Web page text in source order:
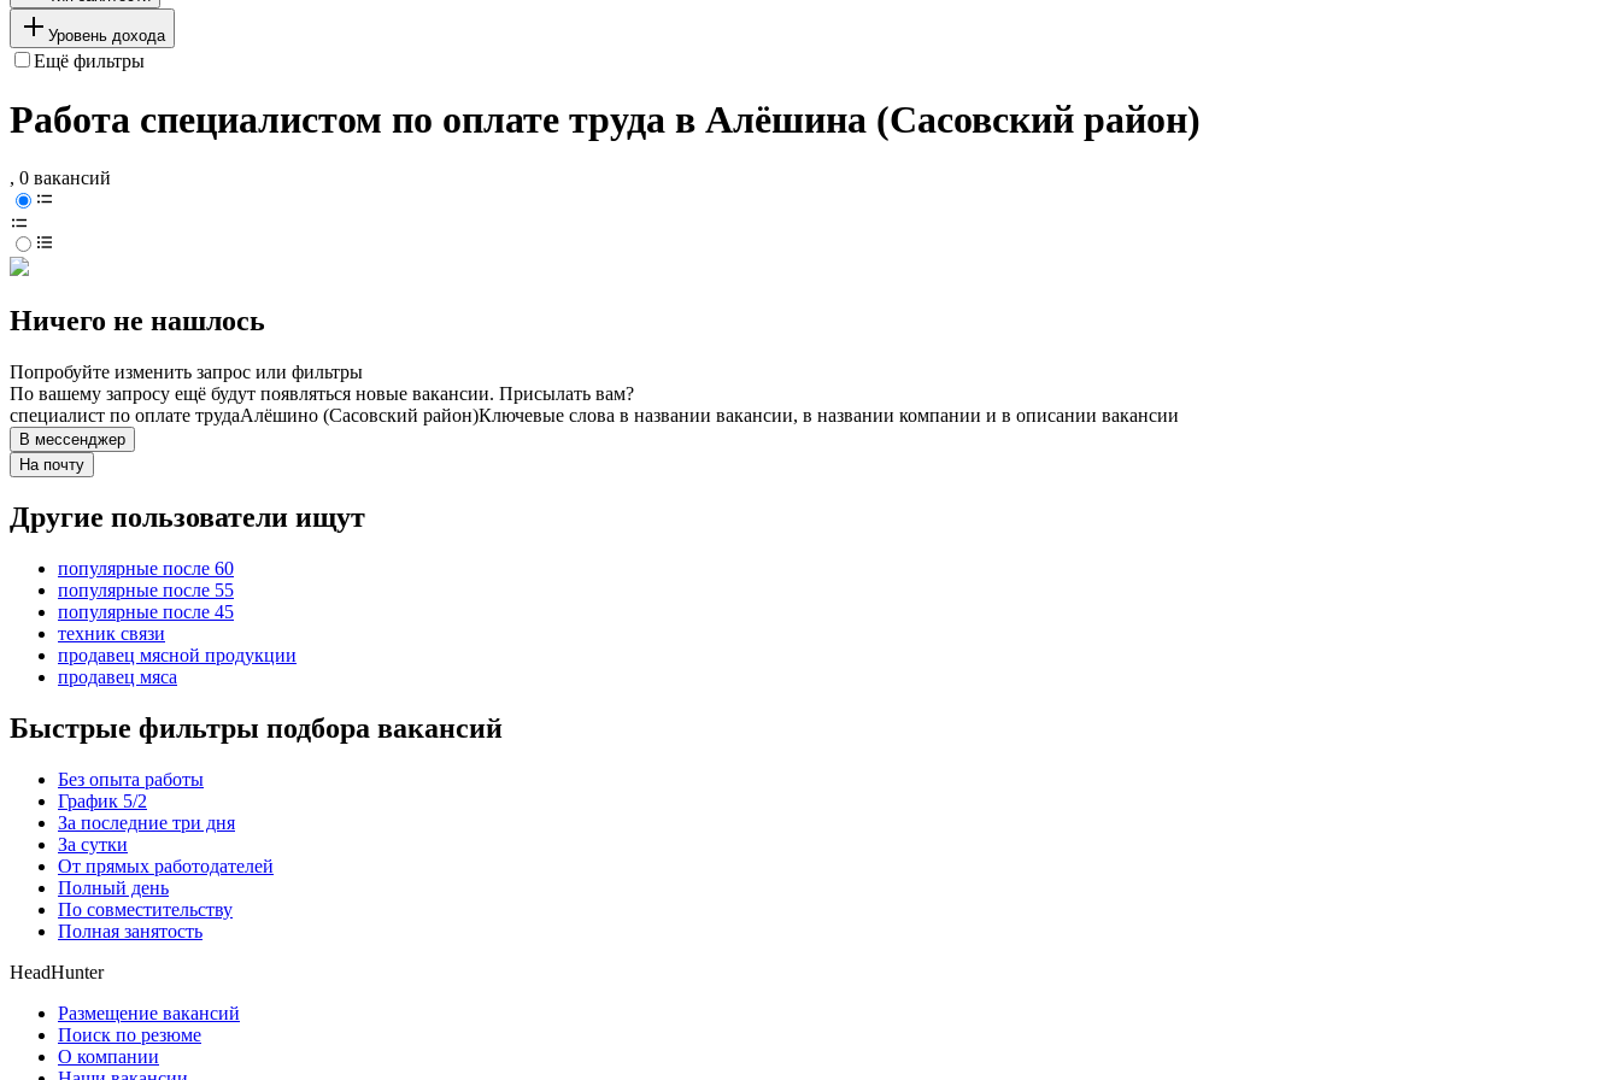
Уровень дохода
Ещё фильтры
Работа специалистом по оплате труда в Алёшина (Сасовский район)
, 0 вакансий
Ничего не нашлось
Попробуйте изменить запрос или фильтры
По вашему запросу ещё будут появляться новые вакансии. Присылать вам?
специалист по оплате трудаАлёшино (Сасовский район)Ключевые слова в названии вакансии, в названии компании и в описании вакансии
В мессенджер
На почту
Другие пользователи ищут
популярные после 60
популярные после 55
популярные после 45
техник связи
продавец мясной продукции
продавец мяса
Быстрые фильтры подбора вакансий
Без опыта работы
График 5/2
За последние три дня
За сутки
От прямых работодателей
Полный день
По совместительству
Полная занятость
HeadHunter
Размещение вакансий
Поиск по резюме
О компании